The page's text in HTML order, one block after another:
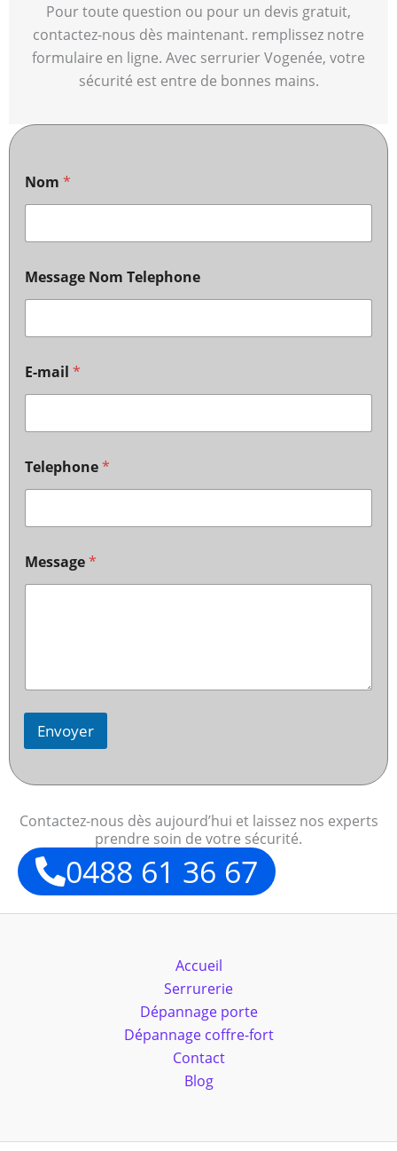
Pour toute question ou pour un devis gratuit,
contactez-nous dès maintenant. remplissez notre
formulaire en ligne. Avec serrurier Vogenée, votre
sécurité est entre de bonnes mains.
Nom *
Message Nom Telephone
E-mail *
Telephone*
Message*
Envoyer
Contactez-nous dès aujourd’hui et laissez nos experts
prendre soin de votre sécurité.
0488 61 36 67
Accueil
Serrurerie
Dépannage porte
Dépannage coffre-fort
Contact
Blog